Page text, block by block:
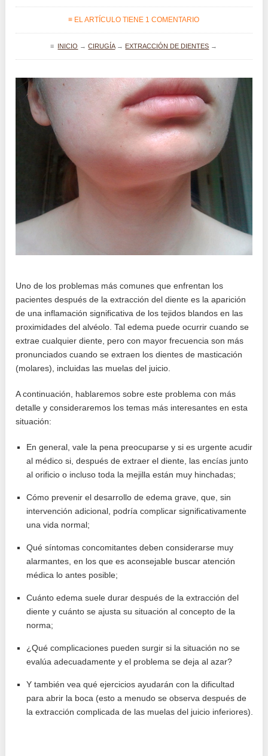
≡ EL ARTÍCULO TIENE 1 COMENTARIO
≡ INICIO →CIRUGÍA→ EXTRACCIÓN DE DIENTES →
Uno de los problemas más comunes que enfrentan los
pacientes después de la extracción del diente es la aparición
de una inflamación significativa de los tejidos blandos en las
proximidades del alvéolo. Tal edema puede ocurrir cuando se
extrae cualquier diente, pero con mayor frecuencia son más
pronunciados cuando se extraen los dientes de masticación
(molares), incluidas las muelas del juicio.
A continuación, hablaremos sobre este problema con más
detalle y consideraremos los temas más interesantes en esta
situación:
En general, vale la pena preocuparse y si es urgente acudir
al médico si, después de extraer el diente, las encías junto
al orificio o incluso toda la mejilla están muy hinchadas;
Cómo prevenir el desarrollo de edema grave, que, sin
intervención adicional, podría complicar significativamente
una vida normal;
Qué síntomas concomitantes deben considerarse muy
alarmantes, en los que es aconsejable buscar atención
médica lo antes posible;
Cuánto edema suele durar después de la extracción del
diente y cuánto se ajusta su situación al concepto de la
norma;
¿Qué complicaciones pueden surgir si la situación no se
evalúa adecuadamente y el problema se deja al azar?
Y también vea qué ejercicios ayudarán con la dificultad
para abrir la boca (esto a menudo se observa después de
la extracción complicada de las muelas del juicio inferiores).